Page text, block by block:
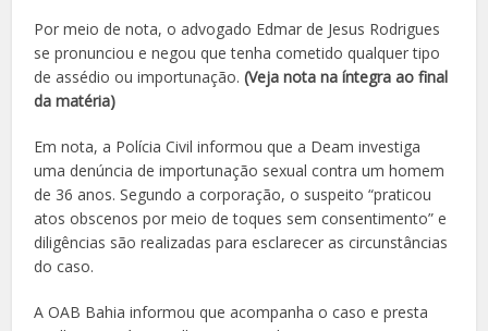
Por meio de nota, o advogado Edmar de Jesus Rodrigues
se pronunciou e negou que tenha cometido qualquer tipo
de assédio ou importunação. (Veja nota na íntegra ao final
da matéria)
Em nota, a Polícia Civil informou que a Deam investiga
uma denúncia de importunação sexual contra um homem
de 36 anos. Segundo a corporação, o suspeito “praticou
atos obscenos por meio de toques sem consentimento” e
diligências são realizadas para esclarecer as circunstâncias
do caso.
A OAB Bahia informou que acompanha o caso e presta